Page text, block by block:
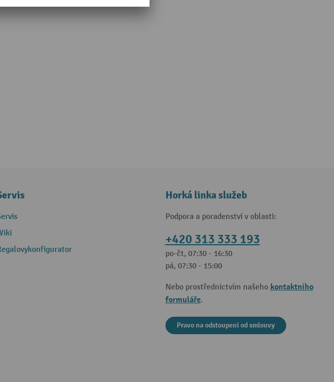
Horká linka služeb
Podpora a poradenství v oblasti:
+420 313 333 193
po-čt, 07:30 - 16:30
pá, 07:30 - 15:00
Nebo prostřednictvím našeho kontaktního
formuláře.
Pravo na odstoupeni od smlouvy